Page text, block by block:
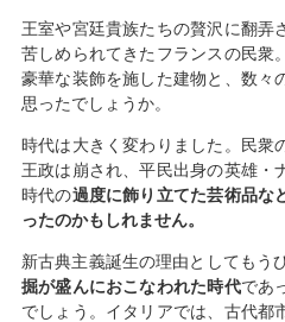
王室や宮廷貴族たちの贅沢に翻弄
苦しめられてきたフランスの民衆
豪華な装飾を施した建物と、数々
思ったでしょうか。
時代は大きく変わりました。民衆
王政は崩され、平民出身の英雄・
時代の過度に飾り立てた芸術品な
ったのかもしれません。
新古典主義誕生の理由としてもう
掘が盛んにおこなわれた時代であ
でしょう。イタリアでは、古代都